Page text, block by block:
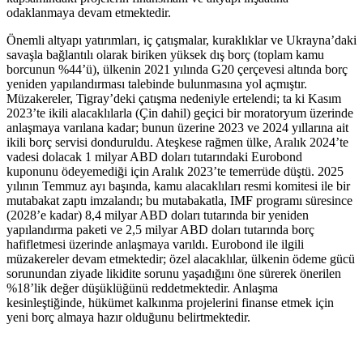
odaklanmaya devam etmektedir.
Önemli altyapı yatırımları, iç çatışmalar, kuraklıklar ve Ukrayna’daki
savaşla bağlantılı olarak biriken yüksek dış borç (toplam kamu
borcunun %44’ü), ülkenin 2021 yılında G20 çerçevesi altında borç
yeniden yapılandırması talebinde bulunmasına yol açmıştır.
Müzakereler, Tigray’deki çatışma nedeniyle ertelendi; ta ki Kasım
2023’te ikili alacaklılarla (Çin dahil) geçici bir moratoryum üzerinde
anlaşmaya varılana kadar; bunun üzerine 2023 ve 2024 yıllarına ait
ikili borç servisi donduruldu. Ateşkese rağmen ülke, Aralık 2024’te
vadesi dolacak 1 milyar ABD doları tutarındaki Eurobond
kuponunu ödeyemediği için Aralık 2023’te temerrüde düştü. 2025
yılının Temmuz ayı başında, kamu alacaklıları resmi komitesi ile bir
mutabakat zaptı imzalandı; bu mutabakatla, IMF programı süresince
(2028’e kadar) 8,4 milyar ABD doları tutarında bir yeniden
yapılandırma paketi ve 2,5 milyar ABD doları tutarında borç
hafifletmesi üzerinde anlaşmaya varıldı. Eurobond ile ilgili
müzakereler devam etmektedir; özel alacaklılar, ülkenin ödeme gücü
sorunundan ziyade likidite sorunu yaşadığını öne sürerek önerilen
%18’lik değer düşüklüğünü reddetmektedir. Anlaşma
kesinleştiğinde, hükümet kalkınma projelerini finanse etmek için
yeni borç almaya hazır olduğunu belirtmektedir.